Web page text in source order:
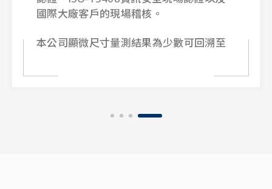
以為客
美、日等先進開發地區；客戶群涵
體廠、汽車廠、學術研究單位、設